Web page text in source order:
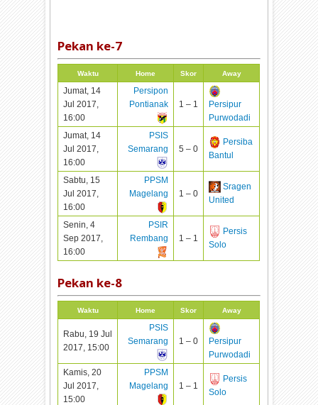
Pekan ke-7
Waktu Home Skor Away
Jumat, 14
Jul 2017,
16:00
Persipon
Pontianak
1 – 1
Persipur
Purwodadi
Jumat, 14
Jul 2017,
16:00
PSIS
Semarang
5 – 0
Persiba
Bantul
Sabtu, 15
Jul 2017,
16:00
PPSM
Magelang
1 – 0
Sragen
United
Senin, 4
Sep 2017,
16:00
PSIR
Rembang
1 – 1
Persis
Solo
Pekan ke-8
Waktu Home Skor Away
Rabu, 19 Jul
2017, 15:00
PSIS
Semarang
1 – 0
Persipur
Purwodadi
Kamis, 20
Jul 2017,
15:00
PPSM
Magelang
1 – 1
Persis
Solo